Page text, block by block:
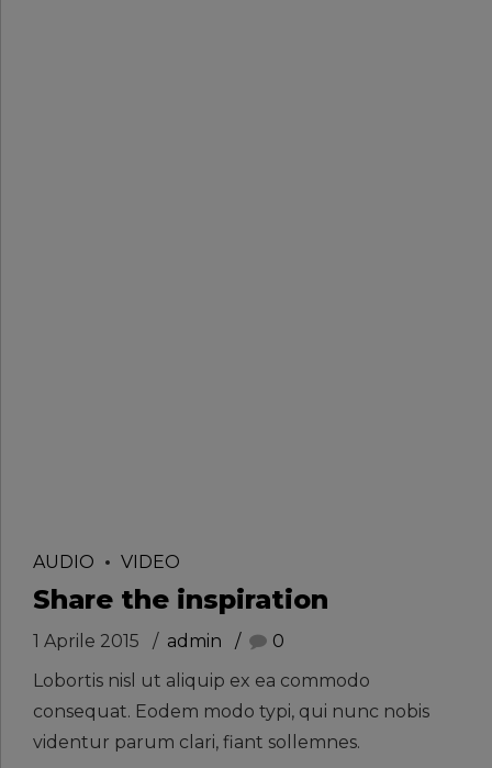
AUDIO VIDEO
Share the inspiration
1 Aprile 2015 admin
0
Lobortis nisl ut aliquip ex ea commodo
consequat. Eodem modo typi, qui nunc nobis
videntur parum clari, fiant sollemnes.